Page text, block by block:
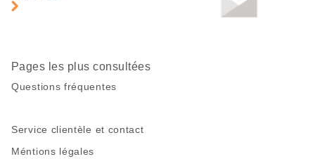
Pages les plus consultées
Questions fréquentes
Service clientèle et contact
Méntions légales